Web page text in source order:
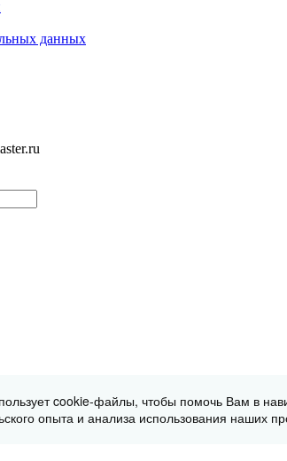
данных
cookie-файлы, чтобы помочь Вам в
опыта и анализа использования наших